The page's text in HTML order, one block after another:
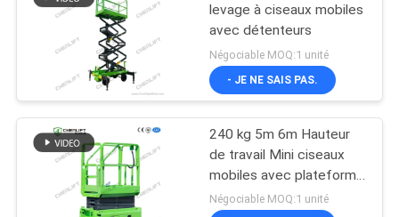
levage à ciseaux mobiles
avec détenteurs
Négociable MOQ:1 unité
- JE NE SAIS PAS.
240 kg 5m 6m Hauteur
de travail Mini ciseaux
mobiles avec plateforme
d'extension
Négociable MOQ:1 unité